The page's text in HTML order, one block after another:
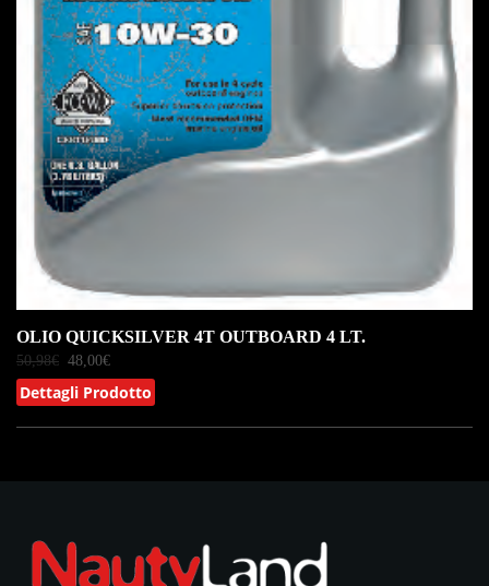
OLIO QUICKSILVER 4T OUTBOARD 4 LT.
50,98€ 48,00€
Dettagli Prodotto